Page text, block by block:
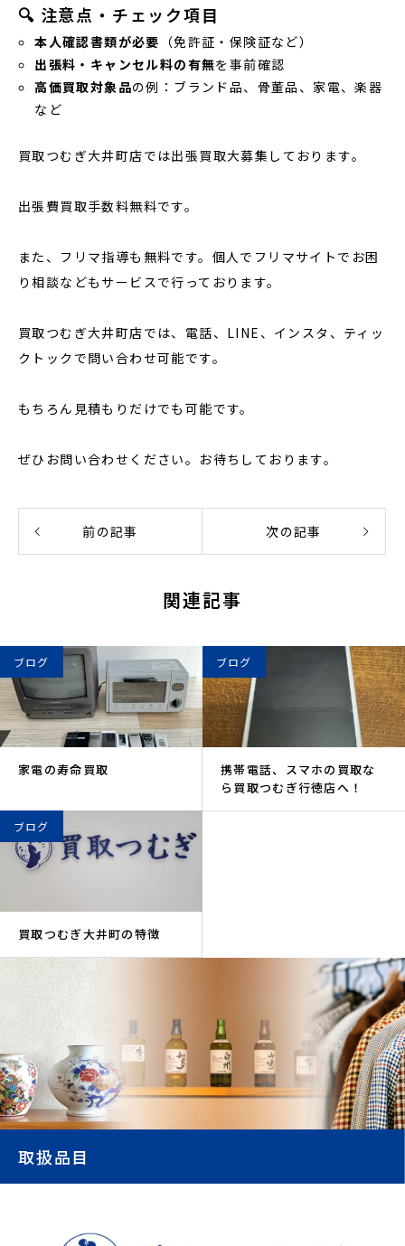
🔍 注意点・チェック項目
本人確認書類が必要 （免許証・保険証など）
出張料・キャンセル料の有無を事前確認
高価買取対象品の例：ブランド品、骨董品、家電、楽器
など
買取つむぎ大井町店では出張買取大募集しております。
出張費買取手数料無料です。
また、フリマ指導も無料です。個人でフリマサイトでお困
り相談などもサービスで行っております。
買取つむぎ大井町店では、電話、LINE、インスタ、ティッ
クトックで問い合わせ可能です。
もちろん見積もりだけでも可能です。
ぜひお問い合わせください。お待ちしております。
前の記事 次の記事
関連記事
ブログ
家電の寿命買取
ブログ
携帯電話、スマホの買取な
ら買取つむぎ行徳店へ！
ブログ
買取つむぎ大井町の特徴
取扱品目